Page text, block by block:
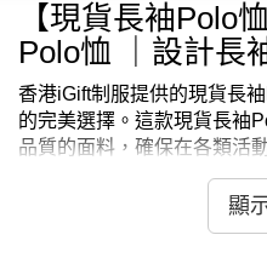
【現貨長袖Polo
Polo恤 ｜設計長
香港iGift制服提供的現貨長
的完美選擇。這款現貨長袖
品質的面料，確保在各類活
是公司舉辦的戶外團建，還
袖Polo恤都能為團隊帶來一
提供多種顏色和尺碼選擇，
顯